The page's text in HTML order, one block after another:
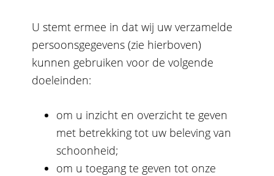
U stemt ermee in dat wij uw verzamelde
persoonsgegevens (zie hierboven)
kunnen gebruiken voor de volgende
doeleinden:
om u inzicht en overzicht te geven
met betrekking tot uw beleving van
schoonheid;
om u toegang te geven tot onze